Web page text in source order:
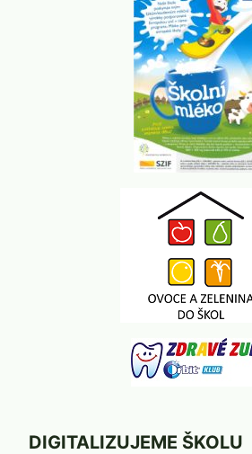
DIGITALIZUJEME ŠKOLU